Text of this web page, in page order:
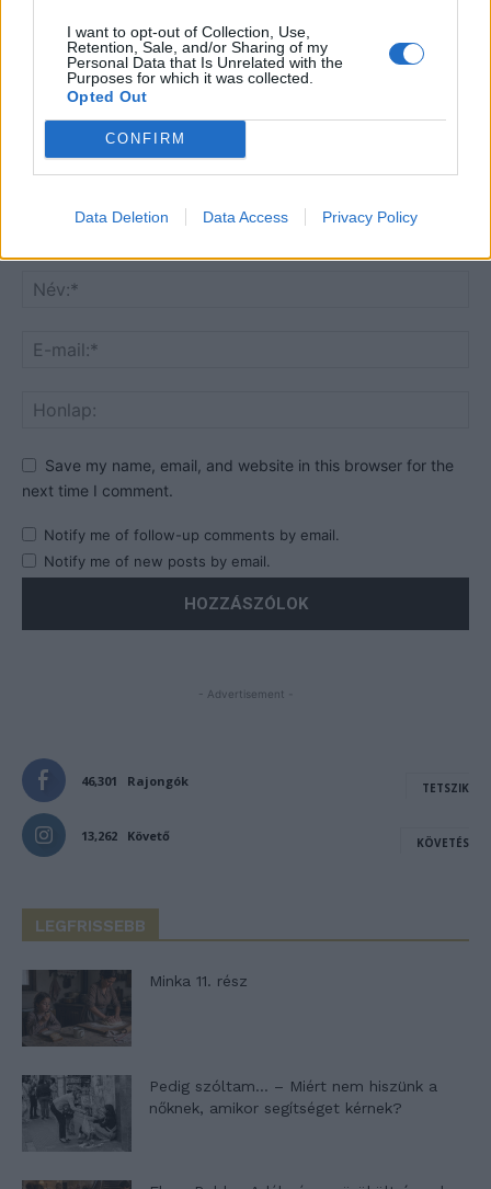
I want to opt-out of Collection, Use,
Retention, Sale, and/or Sharing of my
Personal Data that Is Unrelated with the
Purposes for which it was collected.
Opted Out
CONFIRM
Data Deletion Data Access Privacy Policy
HOZZÁSZÓLOK A CIKKHEZ
Save my name, email, and website in this browser for the
next time I comment.
Notify me of follow-up comments by email.
Notify me of new posts by email.
- Advertisement -
46,301 Rajongók TETSZIK
13,262 Követő KÖVETÉS
LEGFRISSEBB
Minka 11. rész
Pedig szóltam… – Miért nem hiszünk a
nőknek, amikor segítséget kérnek?